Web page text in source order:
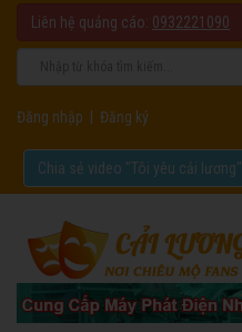
Liên hệ quảng cáo: 0932221090
Đăng nhập Đăng ký
Chia sẻ video "Tôi yêu cải lương".